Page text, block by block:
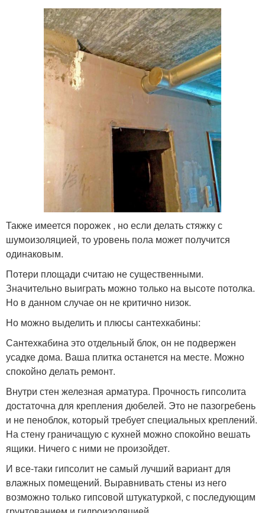
Также имеется порожек , но если делать стяжку с
шумоизоляцией, то уровень пола может получится
одинаковым.
Потери площади считаю не существенными.
Значительно выиграть можно только на высоте потолка.
Но в данном случае он не критично низок.
Но можно выделить и плюсы сантехкабины:
Сантехкабина это отдельный блок, он не подвержен
усадке дома. Ваша плитка останется на месте. Можно
спокойно делать ремонт.
Внутри стен железная арматура. Прочность гипсолита
достаточна для крепления дюбелей. Это не пазогребень
и не пеноблок, который требует специальных креплений.
На стену граничащую с кухней можно спокойно вешать
ящики. Ничего с ними не произойдет.
И все-таки гипсолит не самый лучший вариант для
влажных помещений. Выравнивать стены из него
возможно только гипсовой штукатуркой, с последующим